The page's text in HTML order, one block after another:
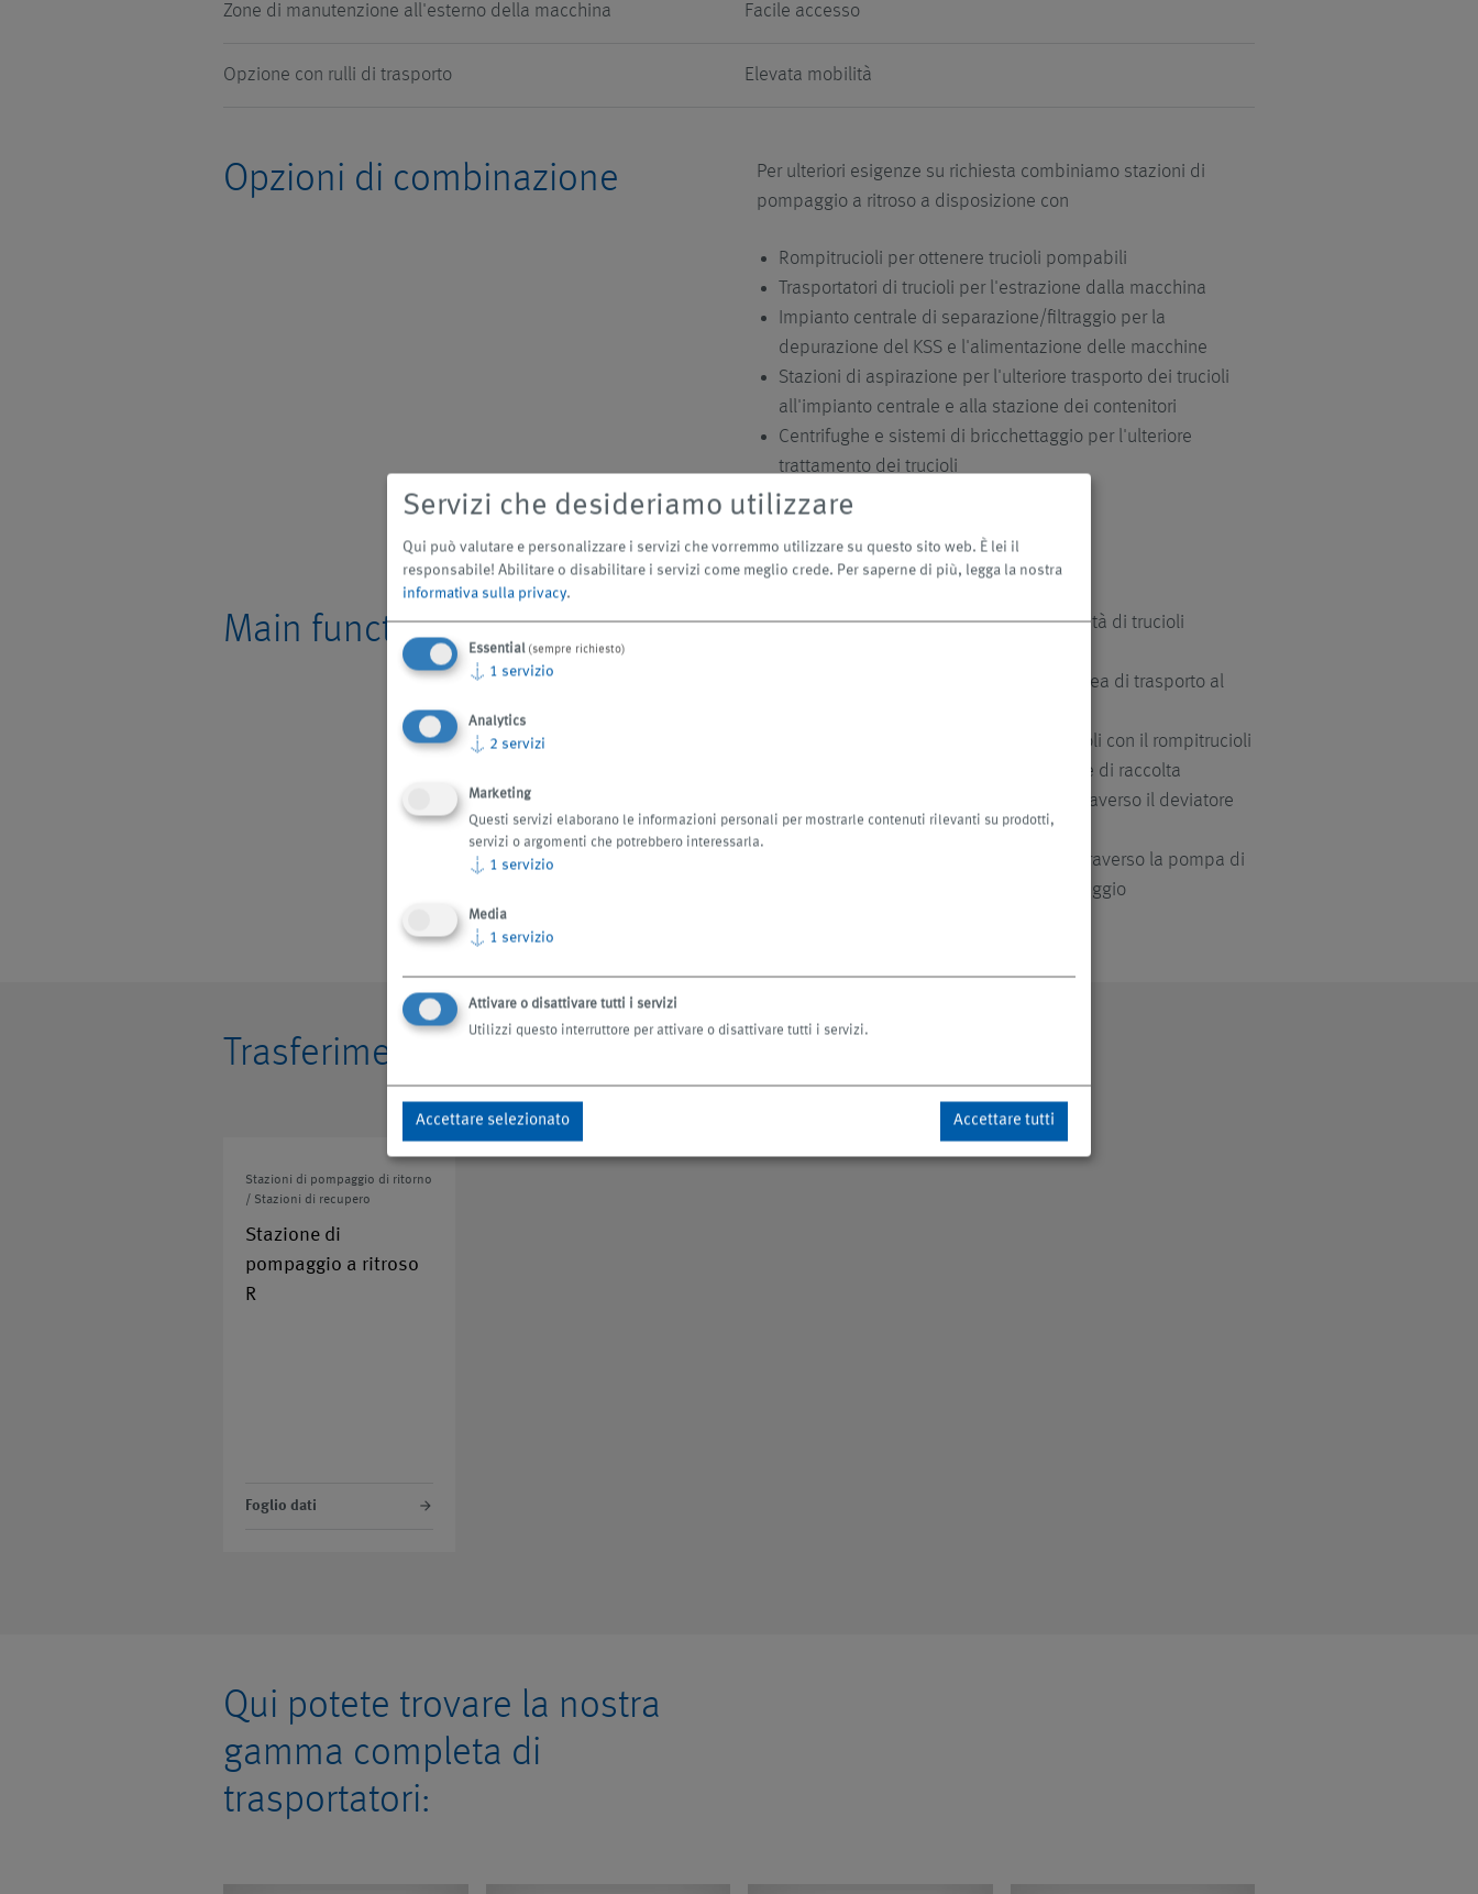
Zone di manutenzione all'esterno della macchina Facile accesso
Opzione con rulli di trasporto Elevata mobilità
Opzioni di combinazione
Per ulteriori esigenze su richiesta combiniamo stazioni di
pompaggio a ritroso a disposizione con
Rompitrucioli per ottenere trucioli pompabili
Trasportatori di trucioli per l'estrazione dalla macchina
Impianto centrale di separazione/filtraggio per la
depurazione del KSS e l'alimentazione delle macchine
Stazioni di aspirazione per l'ulteriore trasporto dei trucioli
all'impianto centrale e alla stazione dei contenitori
Centrifughe e sistemi di bricchettaggio per l'ulteriore
trattamento dei trucioli
Main functions
Accoglimento di piccole a medie quantità di trucioli
Trasporto dei trucioli mediante una coclea di trasporto al
Introduzione e frantumazione dei trucioli con il rompitrucioli
(opzione) e trasferimento al contenitore di raccolta
Dosaggio della miscela trucioli/KSS attraverso il deviatore
alla pompa di ritorno
Trasporto della miscela trucioli/KSS attraverso la pompa di
ritorno all'impianto di separazione/filtraggio
Trasferimenti di dati
Stazioni di pompaggio di ritorno
/ Stazioni di recupero
Stazione di
pompaggio a ritroso
R
Foglio dati
Qui potete trovare la nostra
gamma completa di
trasportatori:
Servizi che desideriamo utilizzare
Qui può valutare e personalizzare i servizi che vorremmo utilizzare su questo sito web. È lei il
responsabile! Abilitare o disabilitare i servizi come meglio crede. Per saperne di più, legga la nostra
informativa sulla privacy.
Essential (sempre richiesto)
↓ 1 servizio
Analytics
↓ 2 servizi
Marketing
Questi servizi elaborano le informazioni personali per mostrarle contenuti rilevanti su prodotti,
servizi o argomenti che potrebbero interessarla.
↓ 1 servizio
Media
↓ 1 servizio
Attivare o disattivare tutti i servizi
Utilizzi questo interruttore per attivare o disattivare tutti i servizi.
Accettare selezionato Accettare tutti